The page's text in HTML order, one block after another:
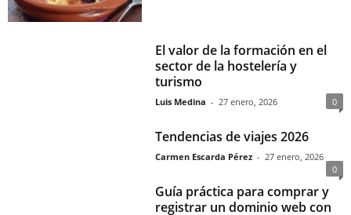
El valor de la formación en el
sector de la hostelería y
turismo
Luis Medina - 27 enero, 2026 0
Tendencias de viajes 2026
Carmen Escarda Pérez - 27 enero, 2026
0
Guía práctica para comprar y
registrar un dominio web con